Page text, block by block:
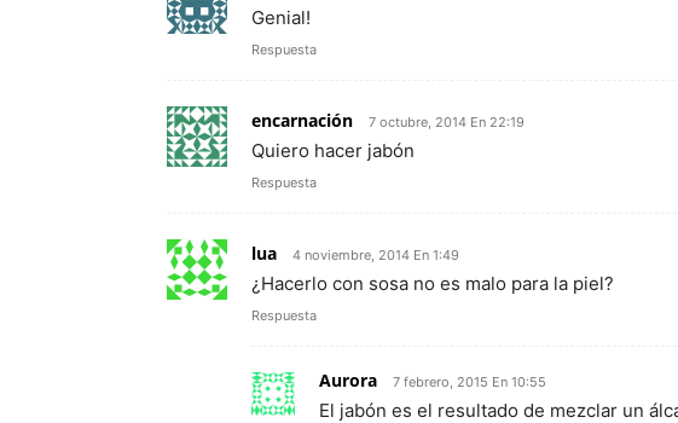
Genial!
Respuesta
encarnación 7 octubre, 2014 En 22:19
Quiero hacer jabón
Respuesta
lua 4 noviembre, 2014 En 1:49
¿Hacerlo con sosa no es malo para la piel?
Respuesta
Aurora 7 febrero, 2015 En 10:55
El jabón es el resultado de mezclar un